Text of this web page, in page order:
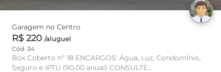
Garagem no Centro
R$ 220 /aluguel
Cód: 34
Box Coberto nº 18 ENCARGOS: Água, Luz, Condomínio,
Seguro e IPTU (90,00 anual) CONSULTE